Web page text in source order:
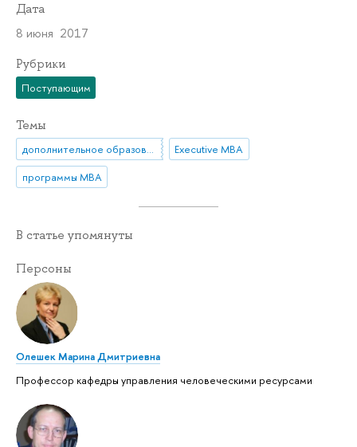
Дата
8 июня 2017
Рубрики
Поступающим
Темы
дополнительное образование
Executive MBA
программы MBA
В статье упомянуты
Персоны
Олешек Марина Дмитриевна
Профессор кафедры управления человеческими ресурсами